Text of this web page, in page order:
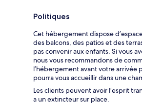
Politiques
Cet hébergement dispose
des balcons, des patios et des
pas convenir aux enfants. Si vous
nous vous recommandons de
l’hébergement avant votre arrivée
pourra vous accueillir dans une
Les clients peuvent avoir l’esprit
a un extincteur sur place.